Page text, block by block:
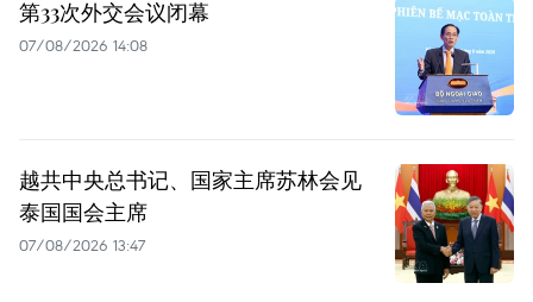
第33次外交会议闭幕
07/08/2026 14:08
越共中央总书记、国家主席苏林会见
泰国国会主席
07/08/2026 13:47